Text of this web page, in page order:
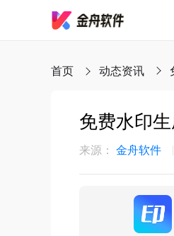
首页 动态资讯
免费水印
来源： 金舟软件